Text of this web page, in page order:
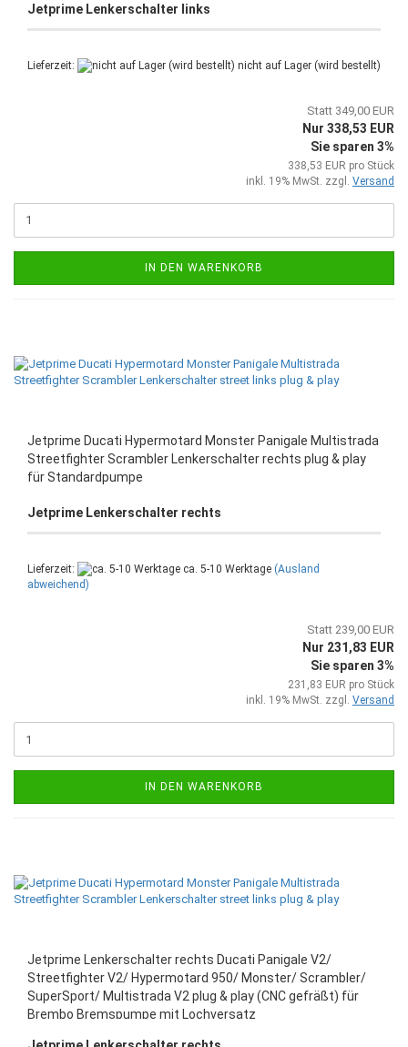
Jetprime Lenkerschalter links
Lieferzeit: nicht auf Lager (wird bestellt)
Statt 349,00 EUR
Nur 338,53 EUR
Sie sparen 3%
338,53 EUR pro Stück
inkl. 19% MwSt. zzgl. Versand
IN DEN WARENKORB
Jetprime Ducati Hypermotard Monster Panigale Multistrada
Streetfighter Scrambler Lenkerschalter rechts plug & play
für Standardpumpe
Jetprime Lenkerschalter rechts
Lieferzeit: ca. 5-10 Werktage (Ausland
abweichend)
Statt 239,00 EUR
Nur 231,83 EUR
Sie sparen 3%
231,83 EUR pro Stück
inkl. 19% MwSt. zzgl. Versand
IN DEN WARENKORB
Jetprime Lenkerschalter rechts Ducati Panigale V2/
Streetfighter V2/ Hypermotard 950/ Monster/ Scrambler/
SuperSport/ Multistrada V2 plug & play (CNC gefräßt) für
Brembo Bremspumpe mit Lochversatz